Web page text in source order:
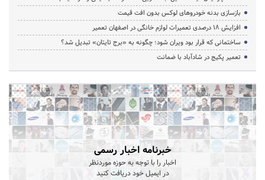
بازسازی بدنه خودروهای لوکس بدون افت قیمت
افزایش ۱۸ درصدی تعمیرات لوازم خانگی در اصفهان تعمیر
ساختمانی که قرار بود ویران شود؛ چگونه به «برج تایتان» تبدیل شد؟
تعمیر پکیج در شادآباد با ضمانت
خبرنامه اخبار رسمی
اخبار را با توجه به حوزه موردنظر
در ایمیل خود دریافت کنید